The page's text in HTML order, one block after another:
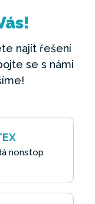
najít řešení
se s námi
nonstop